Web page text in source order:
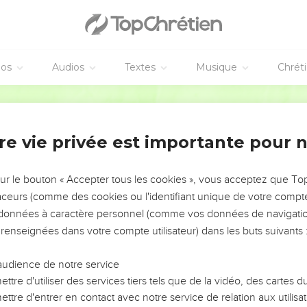
Audios Textes Musique
pour prier, pardonnez à ceux qui vous ont fait du mal.
aussi vos fautes.
de Jésus?
ses disciples entrent dans Jérusalem. Pendant que Jésus
quel droit est-ce que tu fais ces choses ? Qui t’a donné le
vous poser une seule question, répondez-moi. Ensuite, je
? Est-ce que c’est Dieu ou les hommes ? »
se disent : « Si nous répondons : “C’est Dieu”, Jésus va nous
donc ?”
: “Ce sont les hommes”, alors... » Ils ont peur de la foule. En
un prophète.
à Jésus : « Nous ne savons pas. » Et Jésus leur dit : «
vie privée est importante pour
le bouton « Accepter tous les cookies », vous acceptez que
(comme des cookies ou l'identifiant unique de votre
à caractère personnel (comme vos données de
dans votre compte utilisateur) dans les buts suivants :
de notre service
d'utiliser des services tiers tels que de la vidéo, des cartes
d'entrer en contact avec notre service de relation aux